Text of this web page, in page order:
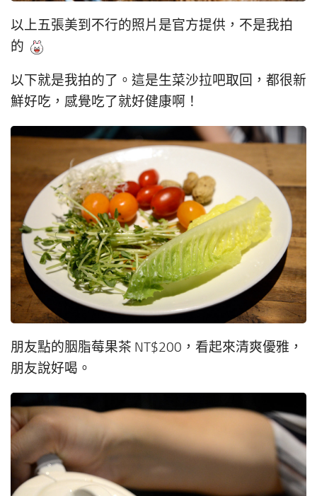
以上五張美到不行的照片是官方提供，不是我拍
的
以下就是我拍的了。這是生菜沙拉吧取回，都很新
鮮好吃，感覺吃了就好健康啊！
朋友點的胭脂莓果茶 NT$200，看起來清爽優雅，
朋友說好喝。